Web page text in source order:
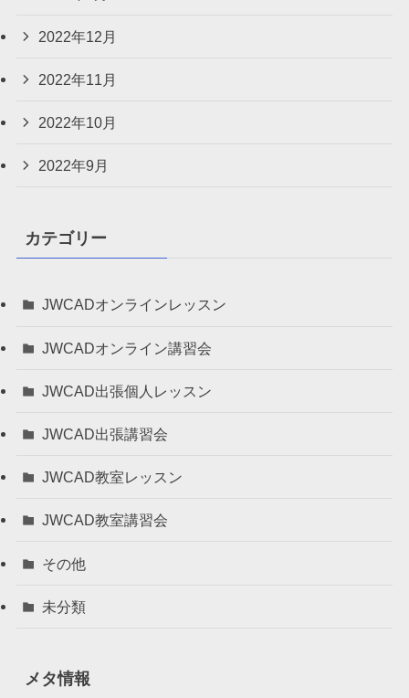
2022年12月
2022年11月
2022年10月
2022年9月
カテゴリー
JWCADオンラインレッスン
JWCADオンライン講習会
JWCAD出張個人レッスン
JWCAD出張講習会
JWCAD教室レッスン
JWCAD教室講習会
その他
未分類
メタ情報